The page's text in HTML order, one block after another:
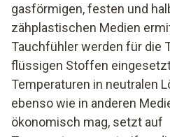
gasförmigen, festen und
zähplastischen Medien
Tauchfühler werden für die
flüssigen Stoffen
Temperaturen in neutralen
ebenso wie in anderen
ökonomisch mag, setzt auf